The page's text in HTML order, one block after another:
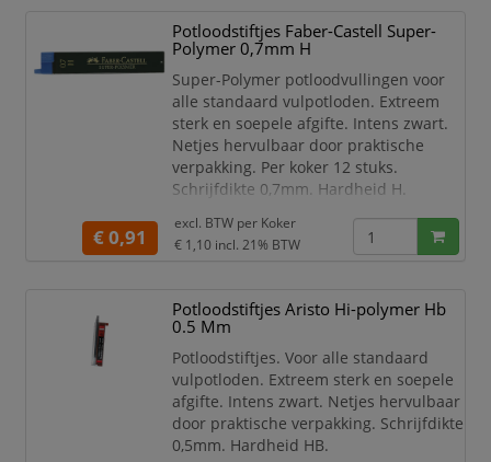
Potloodstiftjes Faber-Castell Super-
Polymer 0,7mm H
Super-Polymer potloodvullingen voor
alle standaard vulpotloden. Extreem
sterk en soepele afgifte. Intens zwart.
Netjes hervulbaar door praktische
verpakking. Per koker 12 stuks.
Schrijfdikte 0,7mm. Hardheid H.
Faber-Castell potloodstiftjes.
Koker met 12 potloodstiftjes.
Lijndikte aangegeven met
kleurcode blauw.
De superpolymeer vullingen zijn
extra breukvast en diepzwart.
Schoon en gemakkelijk navullen
dankzij de praktische
€ 0,91
excl. BTW per Koker
€ 1,10 incl. 21% BTW
Potloodstiftjes Aristo Hi-polymer Hb
0.5 Mm
Potloodstiftjes. Voor alle standaard
vulpotloden. Extreem sterk en soepele
afgifte. Intens zwart. Netjes hervulbaar
door praktische verpakking. Schrijfdikte
0,5mm. Hardheid HB.